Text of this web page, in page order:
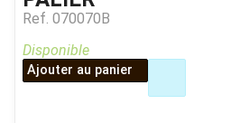
Ref. 070070B
Disponible
Ajouter au panier